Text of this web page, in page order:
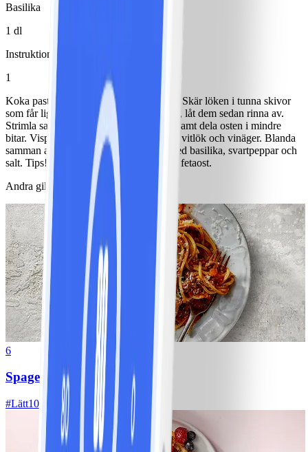
Basilika
1 dl
Instruktioner
1
Koka pastan enl förp och låt den svalna. Skär löken i tunna skivor
som får ligga i kallt vatten några minuter, låt dem sedan rinna av.
Strimla salladen, tärna gurka och tomat samt dela osten i mindre
bitar. Vispa samman en dressing av olja, vitlök och vinäger. Blanda
samman allt i en stor skål och avsluta med basilika, svartpeppar och
salt. Tips! Mozzarellan kan bytas ut mot fetaost.
Andra gillade också
6
Spagetti med köttfärssås
#Lätt10 MIN